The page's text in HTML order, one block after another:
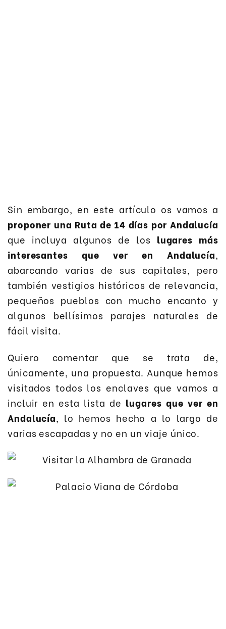
Sin embargo, en este artículo os vamos a
proponer una Ruta de 14 días por Andalucía
que incluya algunos de los lugares más
interesantes que ver en Andalucía,
abarcando varias de sus capitales, pero
también vestigios históricos de relevancia,
pequeños pueblos con mucho encanto y
algunos bellísimos parajes naturales de
fácil visita.
Quiero comentar que se trata de,
únicamente, una propuesta. Aunque hemos
visitados todos los enclaves que vamos a
incluir en esta lista de lugares que ver en
Andalucía, lo hemos hecho a lo largo de
varias escapadas y no en un viaje único.